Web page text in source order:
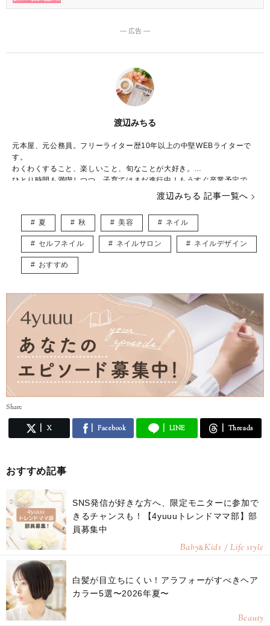
― 広告 ―
渡辺みちる
元本屋、元公務員。フリーライター歴10年以上の中堅WEBライターで
す。
わくわくすること、楽しいこと、旬なことが大好き。
ひとり時間も満喫しつつ、子育てはまだ進行中！もうすぐ卒業予定で
お届けしていきます。
渡辺みちる 記事一覧へ
夏 秋 美容 ネイル
セルフネイル ネイルサロン ネイルデザイン
おすすめ
Share
X Facebook LINE Threads
おすすめ記事
SNS発信が好きな方へ、限定モニターに参加で
きるチャンスも！【4yuuuトレンドママ部】部
員募集中
Baby&Kids / Life style
白髪が目立ちにくい！アラフォーがすべきヘア
カラー5選〜2026年夏〜
Beauty